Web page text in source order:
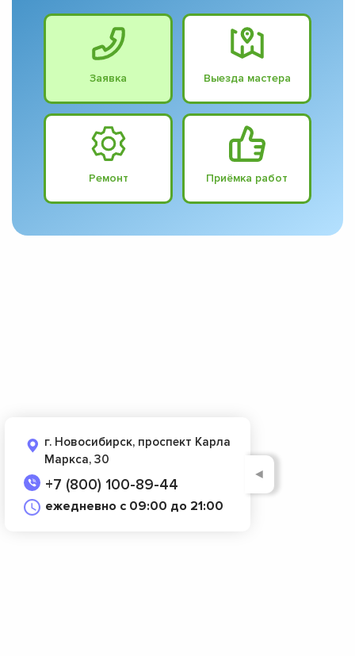
Заявка Выезда мастера
Ремонт Приёмка работ
г. Новосибирск, проспект Карла
Маркса, 30
+7 (800) 100-89-44
ежедневно с 09:00 до 21:00
◄